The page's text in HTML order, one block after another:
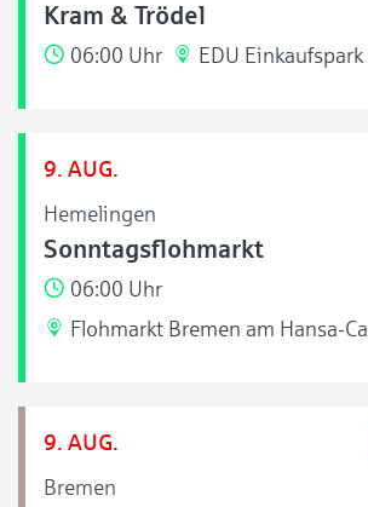
Kram & Trödel
06:00 Uhr EDU
9. AUG.
Hemelingen
Sonntagsflohmarkt
06:00 Uhr
Flohmarkt Bremen am Hansa-
9. AUG.
Bremen